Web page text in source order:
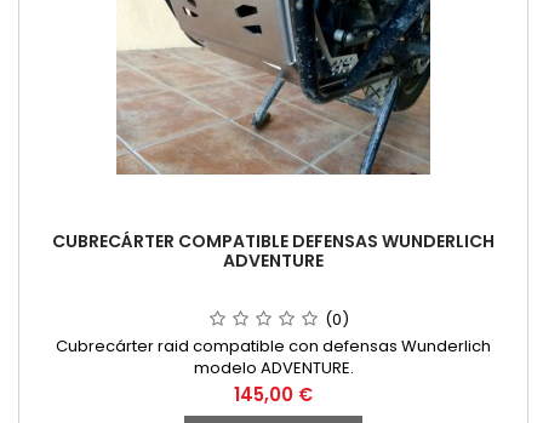
CUBRECÁRTER COMPATIBLE DEFENSAS WUNDERLICH
ADVENTURE
(0)
Cubrecárter raid compatible con defensas Wunderlich
modelo ADVENTURE.
Precio
145,00 €